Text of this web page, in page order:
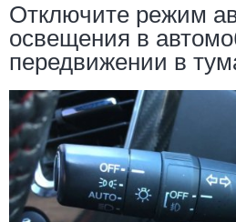
Отключите режим
освещения в
передвижении в